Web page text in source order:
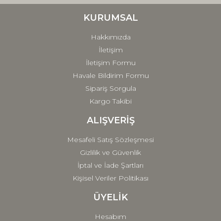
Ürün fiyatı diğer sitelerden daha pahalı.
Gönder
KURUMSAL
Hakkımızda
İletişim
İletişim Formu
Havale Bildirim Formu
Sipariş Sorgula
Kargo Takibi
ALIŞVERİŞ
Mesafeli Satış Sözleşmesi
Gizlilik ve Güvenlik
İptal ve İade Şartları
Kişisel Veriler Politikası
ÜYELİK
Hesabım